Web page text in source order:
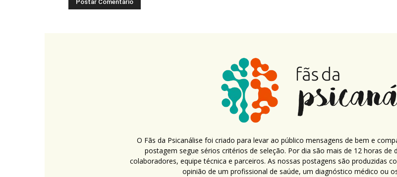
O Fãs da Psicanálise foi criado para levar ao público mensagens de bem e
postagem segue sérios critérios de seleção. Por dia são mais de 12 horas de
colaboradores, equipe técnica e parceiros. As nossas postagens são produzidas
opinião de um profissional de saúde, um diagnóstico médico ou